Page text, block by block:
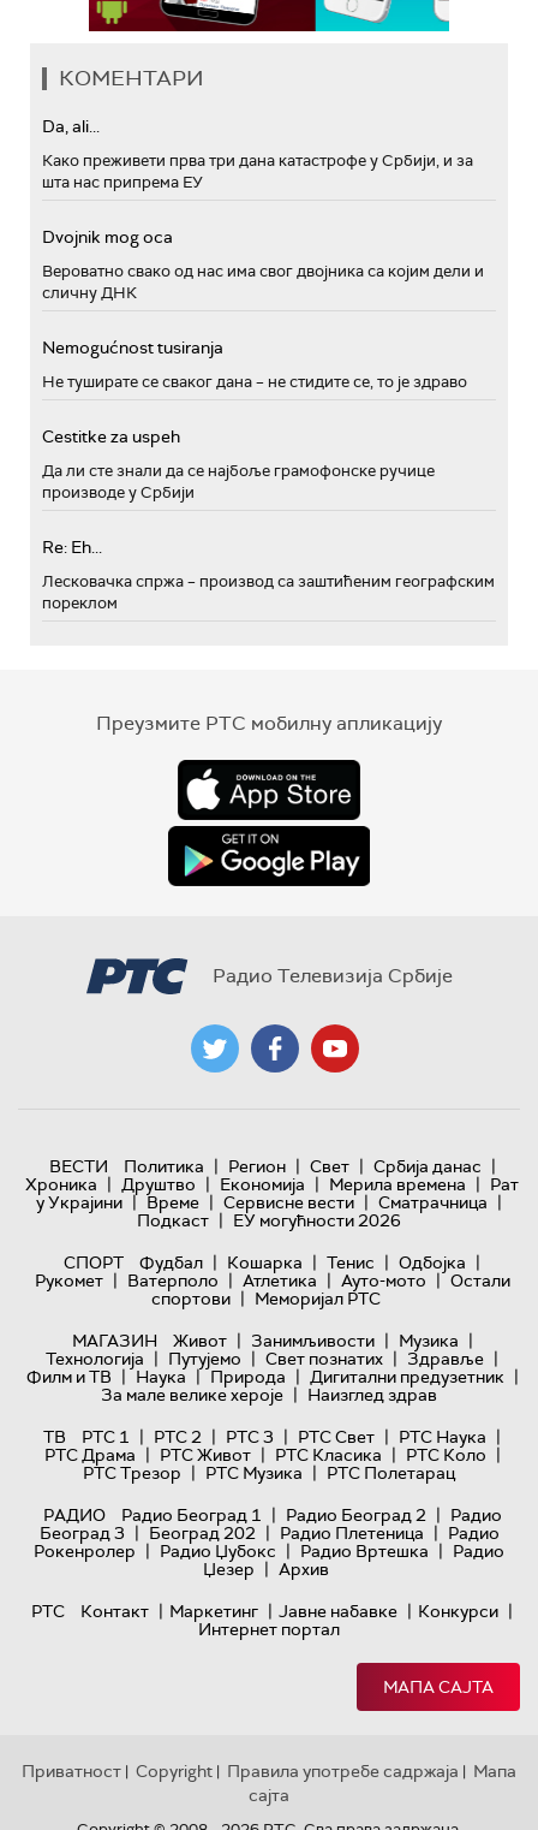
КОМЕНТАРИ
Da, ali...
Како преживети прва три дана катастрофе у Србији, и за
шта нас припрема ЕУ
Dvojnik mog oca
Вероватно свако од нас има свог двојника са којим дели и
сличну ДНК
Nemogućnost tusiranja
Не туширате се сваког дана – не стидите се, то је здраво
Cestitke za uspeh
Да ли сте знали да се најбоље грамофонске ручице
производе у Србији
Re: Eh...
Лесковачка спржа – производ са заштићеним географским
пореклом
Преузмите РТС мобилну апликацију
Радио Телевизија Србије
ВЕСТИ Политика | Регион | Свет | Србија данас |
Хроника | Друштво | Економија | Мерила времена | Рат
у Украјини | Време | Сервисне вести | Сматрачница |
Подкаст | ЕУ могућности 2026
СПОРТ
Фудбал | Кошарка | Тенис | Одбојка |
Рукомет | Ватерполо | Атлетика | Ауто-мото | Остали
спортови | Меморијал РТС
МАГАЗИН
Живот | Занимљивости | Музика |
Технологијa | Путујемо | Свет познатих | Здравље |
Филм и ТВ | Наука | Природа | Дигитални предузетник |
За мале велике хероје | Наизглед здрав
ТВ
РТС 1 | РТС 2 | РТС 3 | РТС Свет | РТС Наука |
РТС Драма | РТС Живот | РТС Класика | РТС Коло |
РТС Трезор | РТС Музика | РТС Полетарац
РАДИО
Радио Београд 1 | Радио Београд 2 | Радио
Београд 3 | Београд 202 | Радио Плетеница | Радио
Рокенролер | Радио Џубокс | Радио Вртешка | Радио
Џезер | Архив
РТС
Контакт | Маркетинг | Јавне набавке | Конкурси |
Интернет портал
МАПА САЈТА
Приватност | Copyright | Правила употребе садржаја | Мапа
сајта